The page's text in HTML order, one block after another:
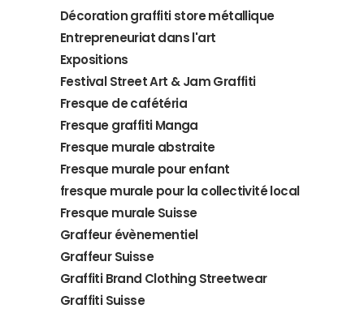
Décoration graffiti store métallique
Entrepreneuriat dans l'art
Expositions
Festival Street Art & Jam Graffiti
Fresque de cafétéria
Fresque graffiti Manga
Fresque murale abstraite
Fresque murale pour enfant
fresque murale pour la collectivité local
Fresque murale Suisse
Graffeur évènementiel
Graffeur Suisse
Graffiti Brand Clothing Streetwear
Graffiti Suisse